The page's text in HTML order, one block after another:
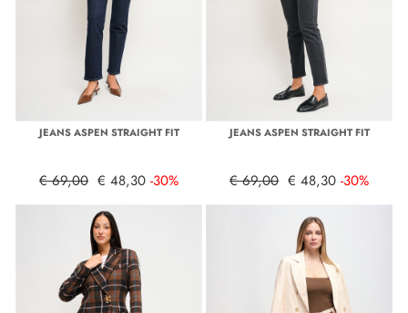
JEANS ASPEN STRAIGHT FIT
€ 69,00 € 48,30 -30%
JEANS ASPEN STRAIGHT FIT
€ 69,00 € 48,30 -30%